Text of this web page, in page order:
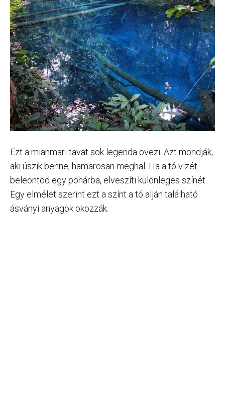
Ezt a mianmari tavat sok legenda övezi. Azt mondják,
aki úszik benne, hamarosan meghal. Ha a tó vizét
beleöntöd egy pohárba, elveszíti különleges színét.
Egy elmélet szerint ezt a színt a tó alján található
ásványi anyagok okozzák.